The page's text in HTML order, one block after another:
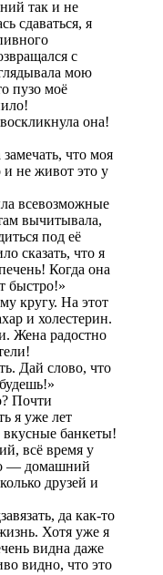
так и не
сдаваться, я
с
мою
пузо моё
она!
что моя
и не живот это у
всевозможные
вычитывала,
под её
сказать, что я
Когда она
быстро!»
кругу. На этот
и холестерин.
Жена радостно
Дай слово, что
Почти
я уже лет
вкусные банкеты!
всё время у
— домашний
друзей и
да как-то
Хотя уже я
видна даже
видно, что это